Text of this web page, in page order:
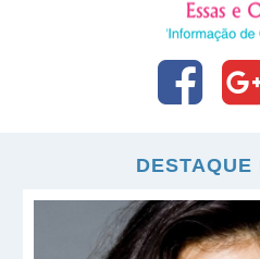
DESTAQUE